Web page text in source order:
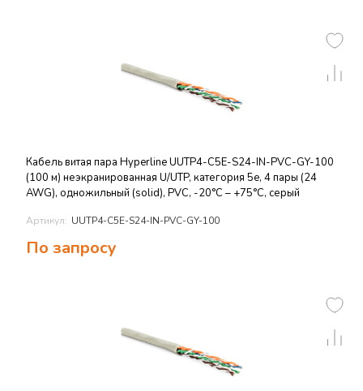
Кабель витая пара Hyperline UUTP4-C5E-S24-IN-PVC-GY-100
(100 м) неэкранированная U/UTP, категория 5e, 4 пары (24
AWG), одножильный (solid), PVC, -20°C – +75°C, серый
Артикул: UUTP4-C5E-S24-IN-PVC-GY-100
По запросу